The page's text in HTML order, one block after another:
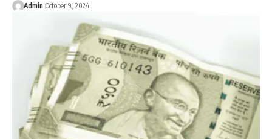
Admin October 9, 2024